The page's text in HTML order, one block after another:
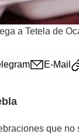
a Tetela de
E-Mail
que no